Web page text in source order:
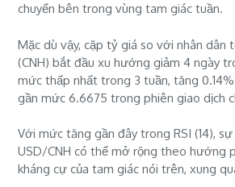
chuyển bên trong vùng tam giác tuần.
Mặc dù vậy, cặp tỷ giá so với nhân dân
(CNH) bắt đầu xu hướng giảm 4 ngày
mức thấp nhất trong 3 tuần, tăng
gần mức 6.6675 trong phiên giao dịch
Với mức tăng gần đây trong RSI (14), sự
USD/CNH có thể mở rộng theo hướng
kháng cự của tam giác nói trên, xung